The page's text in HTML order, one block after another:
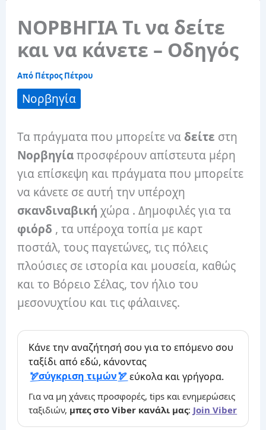
ΝΟΡΒΗΓΙΑ Τι να δείτε
και να κάνετε – Οδηγός
Από Πέτρος Πέτρου
Νορβηγία
Τα πράγματα που μπορείτε να δείτε στη
Νορβηγίαπροσφέρουν απίστευτα μέρη
για επίσκεψη και πράγματα που μπορείτε
να κάνετε σε αυτή την υπέροχη
σκανδιναβική χώρα . Δημοφιλές για τα
φιόρδ , τα υπέροχα τοπία με καρτ
ποστάλ, τους παγετώνες, τις πόλεις
πλούσιες σε ιστορία και μουσεία, καθώς
και το Βόρειο Σέλας, τον ήλιο του
μεσονυχτίου και τις φάλαινες.
Κάνε την αναζήτησή σου για το επόμενο σου
ταξίδι από εδώ, κάνοντας
σύγκριση τιμών
εύκολα και γρήγορα.
Για να μη χάνεις προσφορές, tips και ενημερώσεις
ταξιδιών, μπες στο Viber κανάλι μας: Join Viber